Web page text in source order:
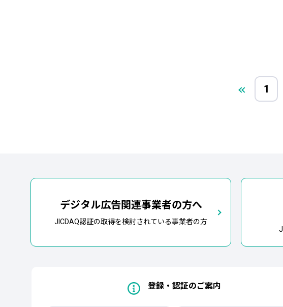
1
デジタル広告関連事業者の方へ
JICDAQ認証の取得を検討されている事業者の方
登録・認証のご案内